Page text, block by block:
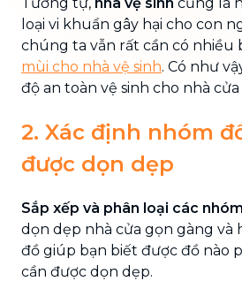
loại vi khuẩn gây hại cho con
chúng ta vẫn rất cần có nhiều
mùi cho nhà vệ sinh. Có như
độ an toàn vệ sinh cho nhà cửa
2. Xác định nhóm
được dọn dẹp
Sắp xếp và phân loại các
dọn dẹp nhà cửa gọn gàng và
đồ giúp bạn biết được đồ nào
cần được dọn dẹp.